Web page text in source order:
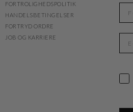
FORTROLIGHEDSPOLITIK
HANDELSBETINGELSER
FORTRYD ORDRE
JOB OG KARRIERE